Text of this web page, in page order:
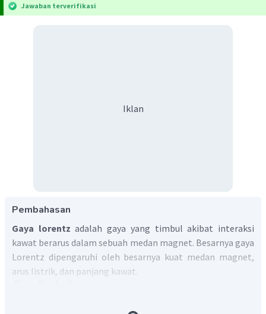
Jawaban terverifikasi
Iklan
Pembahasan
Gaya lorentz adalah gaya yang timbul akibat interaksi
kawat berarus dalam sebuah medan magnet. Besarnya gaya
Lorentz dipengaruhi oleh besarnya kuat medan magnet,
arus listrik, dan panjang kawat.